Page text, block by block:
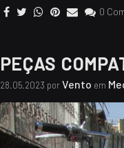
0
PEÇAS
28.05.2023 porVento em